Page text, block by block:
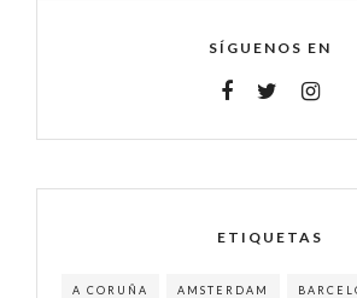
SÍGUENOS EN
ETIQUETAS
A CORUÑA AMSTERDAM